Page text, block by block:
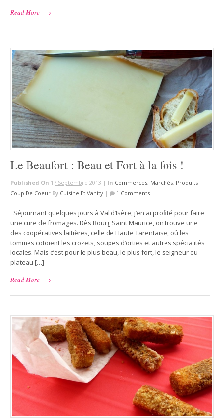
Read More
→
Le Beaufort : Beau et Fort à la fois !
Published On 17 Septembre 2013 | In Commerces, Marchés, Produits
Coup De Coeur By Cuisine Et Vanity | 1 Comments
Séjournant quelques jours à Val d’Isère, j’en ai profité pour faire
une cure de fromages. Dès Bourg Saint Maurice, on trouve une
des coopératives laitières, celle de Haute Tarentaise, oû les
tommes cotoient les crozets, soupes d’orties et autres spécialités
locales. Mais c’est pour le plus beau, le plus fort, le seigneur du
plateau […]
Read More
→